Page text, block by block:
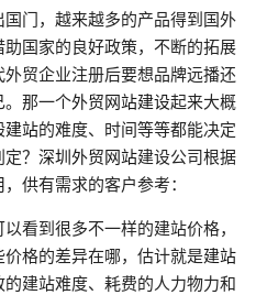
门，越来越多的产品得到国外
国家的良好政策，不断的拓展
贸企业注册后要想品牌远播还
。那一个外贸网站建设起来大概
建站的难度、时间等等都能决定
？ 深圳 外贸网站建设公司根据
，供有需求的客户参考：
看到很多不一样的建站价格，
格的差异在哪，估计就是建站
建站难度、耗费的人力物力和